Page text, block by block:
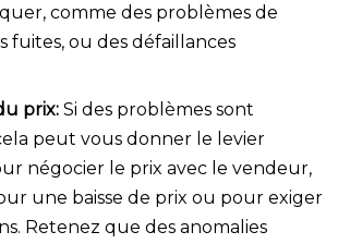
comme des problèmes de
fuites, ou des défaillances
prix: Si des problèmes sont
peut vous donner le levier
négocier le prix avec le vendeur,
une baisse de prix ou pour exiger
Retenez que des anomalies